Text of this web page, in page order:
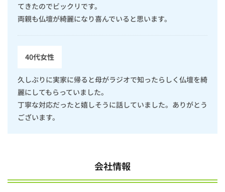
てきたのでビックリです。
両親も仏壇が綺麗になり喜んでいると思います。
40代女性
久しぶりに実家に帰ると母がラジオで知ったらしく仏壇を綺
麗にしてもらっていました。
丁寧な対応だったと嬉しそうに話していました。ありがとう
ございます。
会社情報